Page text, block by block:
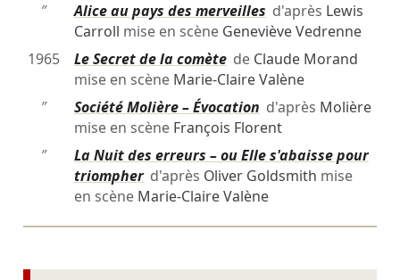
″
Alice au pays des merveilles d'après Lewis
Carroll mise en scène Geneviève Vedrenne
1965
Le Secret de la comètede Claude Morand
mise en scène Marie-Claire Valène
″
Société Molière – Évocation d'après Molière
mise en scène François Florent
″
La Nuit des erreurs – ou Elle s'abaisse pour
triompherd'après Oliver Goldsmith mise
en scène Marie-Claire Valène